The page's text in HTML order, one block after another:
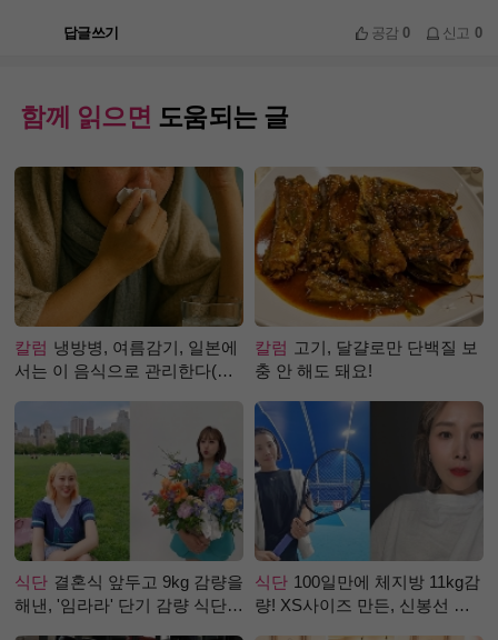
답글쓰기 공감0 신고 0
함께 읽으면 도움되는 글
칼럼 냉방병, 여름감기, 일본에
서는 이 음식으로 관리한다(생
칼럼 고기, 달걀로만 단백질 보
충 안 해도 돼요!
식단 결혼식 앞두고 9kg 감량을
해낸, '임라라' 단기 감량 식단
식단 100일만에 체지방 11kg감
량! XS사이즈 만든, 신봉선 식